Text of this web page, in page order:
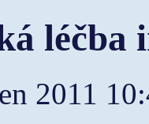
léčba
2011